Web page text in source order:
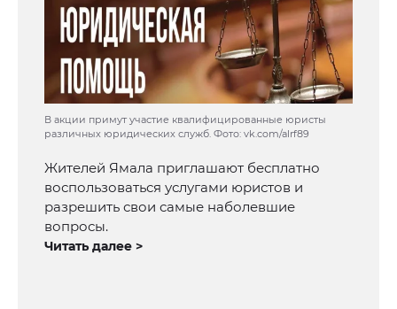
В акции примут участие квалифицированные юристы
различных юридических служб. Фото: vk.com/alrf89
Жителей Ямала приглашают бесплатно
воспользоваться услугами юристов и
разрешить свои самые наболевшие
вопросы.
Читать далее >